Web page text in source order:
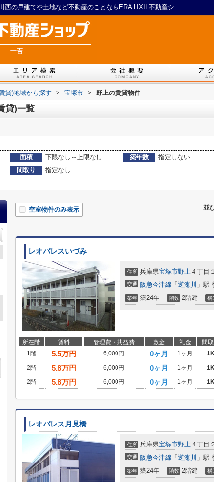
宝塚市野上の賃貸、土地(賃貸)一覧｜川西の戸建てや土地など不動産のことならERA LIXIL不動産ショップ 一吉
貸)地域から探す > 宝塚市 > 野上の賃貸物件
貸)一覧
面積 下限なし～上限なし 築年数
指定しない
間取り
指定なし
並
空室物件のみ表示
レオパレスいづみ
住所 兵庫県宝塚市野上 ４丁目
交通 阪急今津線 「 逆瀬川 」駅
築年 築24年 階数 2階建 構
所在階 賃料 管理費・共益費 敷金 礼金 間取
1階
5.5万円 6,000円 0ヶ月 1ヶ月 1K
2階
5.8万円 6,000円 0ヶ月 1ヶ月 1K
2階
5.8万円 6,000円 0ヶ月 1ヶ月 1K
レオパレス月見橋
住所 兵庫県宝塚市野上 ４丁目
交通 阪急今津線 「 逆瀬川 」駅
築年 築24年 階数 2階建 構